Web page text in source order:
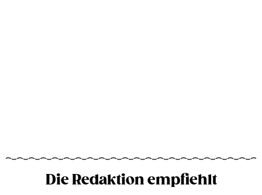
Die Redaktion empfiehlt